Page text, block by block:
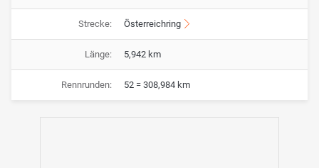
Strecke: Österreichring
Länge: 5,942 km
Rennrunden: 52 = 308,984 km